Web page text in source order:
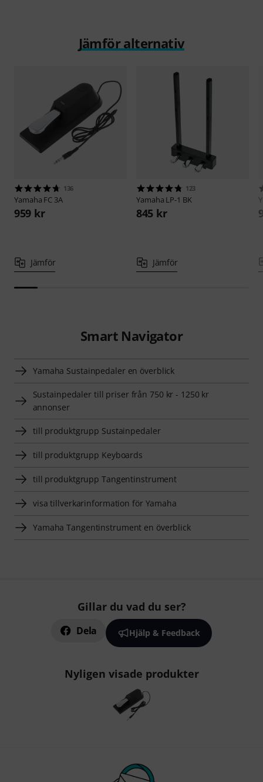
Jämför alternativ
136
Yamaha FC 3A
959 kr
Jämför
123
Yamaha LP-1 BK
845 kr
Jämför
Smart Navigator
Yamaha Sustainpedaler en överblick
Sustainpedaler till priser från 750 kr - 1250 kr
annonser
till produktgrupp Sustainpedaler
till produktgrupp Keyboards
till produktgrupp Tangentinstrument
visa tillverkarinformation för Yamaha
Yamaha Tangentinstrument en överblick
Gillar du vad du ser?
Dela Hjälp & Feedback
Nyligen visade produkter